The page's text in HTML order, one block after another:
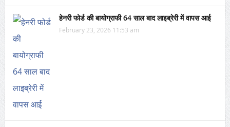
हेनरी फोर्ड की बायोग्राफी 64 साल बाद लाइब्रेरी में वापस आई
February 23, 2026 11:53 am